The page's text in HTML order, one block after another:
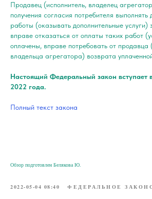
Продавец (исполнитель, владелец
получения согласия потребителя выполнять
работы (оказывать дополнительные услуги)
вправе отказаться от оплаты таких работ
оплачены, вправе потребовать от продавца
владельца агрегатора) возврата
Настоящий Федеральный закон вступает
2022 года.
Полный текст закона
Обзор подготовлен Белякова Ю.
2022-05-04 08:40 ФЕДЕРАЛЬНОЕ